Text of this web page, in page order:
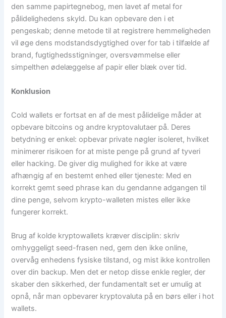
den samme papirtegnebog, men lavet af metal for
pålidelighedens skyld. Du kan opbevare den i et
pengeskab; denne metode til at registrere hemmeligheden
vil øge dens modstandsdygtighed over for tab i tilfælde af
brand, fugtighedsstigninger, oversvømmelse eller
simpelthen ødelæggelse af papir eller blæk over tid.
Konklusion
Cold wallets er fortsat en af ​​de mest pålidelige måder at
opbevare bitcoins og andre kryptovalutaer på. Deres
betydning er enkel: opbevar private nøgler isoleret, hvilket
minimerer risikoen for at miste penge på grund af tyveri
eller hacking. De giver dig mulighed for ikke at være
afhængig af en bestemt enhed eller tjeneste: Med en
korrekt gemt seed phrase kan du gendanne adgangen til
dine penge, selvom krypto-walleten mistes eller ikke
fungerer korrekt.
Brug af kolde kryptowallets kræver disciplin: skriv
omhyggeligt seed-frasen ned, gem den ikke online,
overvåg enhedens fysiske tilstand, og mist ikke kontrollen
over din backup. Men det er netop disse enkle regler, der
skaber den sikkerhed, der fundamentalt set er umulig at
opnå, når man opbevarer kryptovaluta på en børs eller i hot
wallets.